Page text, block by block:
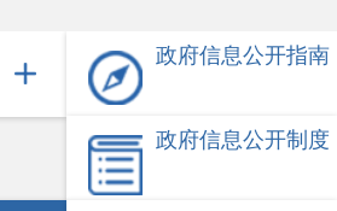
政府信息公开指南
政府信息公开制度